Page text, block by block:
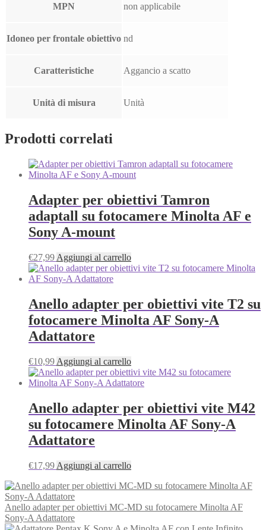
MPN non applicabile
Idoneo per frontale obiettivo nd
Caratteristiche Aggancio a scatto
Unità di misura Unità
Prodotti correlati
Adapter per obiettivi Tamron
adaptall su fotocamere Minolta AF e
Sony A-mount
€27,99 Aggiungi al carrello
Anello adapter per obiettivi vite T2 su
fotocamere Minolta AF Sony-A
Adattatore
€10,99 Aggiungi al carrello
Anello adapter per obiettivi vite M42
su fotocamere Minolta AF Sony-A
Adattatore
€17,99 Aggiungi al carrello
Anello adapter per obiettivi MC-MD su fotocamere Minolta AF
Sony-A Adattatore